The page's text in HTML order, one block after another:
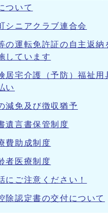
ついて
シニアクラブ連合会
の運転免許証の自主返納
しています
居宅介護（予防）福祉用
い
減免及び徴収猶予
遺言書保管制度
費助成制度
者医療制度
にご注意ください！
除認定書の交付について